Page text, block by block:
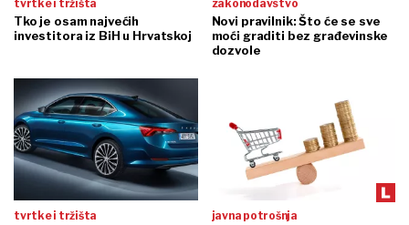
tvrtke i tržišta
Tko je osam najvećih
investitora iz BiH u Hrvatskoj
zakonodavstvo
Novi pravilnik: Što će se sve
moći graditi bez građevinske
dozvole
tvrtke i tržišta javna potrošnja